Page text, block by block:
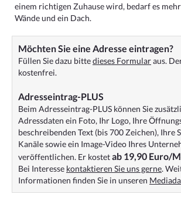
einem richtigen Zuhause wird, bedarf es
Wände und ein Dach.
Möchten Sie eine Adresse eintragen?
Füllen Sie dazu bittedieses Formularaus.
kostenfrei.
Adresseintrag-PLUS
Beim Adresseintrag-PLUS können Sie
Adressdaten ein Foto, Ihr Logo, Ihre
beschreibenden Text (bis 700 Zeichen), Ihre
Kanäle sowie ein Image-Video Ihres
veröffentlichen. Er kostetab 19,90 Euro/
Bei Interesse kontaktieren Sie uns gerne.
Informationen finden Sie in unseren